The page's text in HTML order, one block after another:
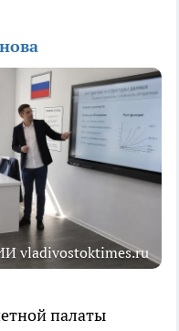
vladivostoktimes.ru
палаты